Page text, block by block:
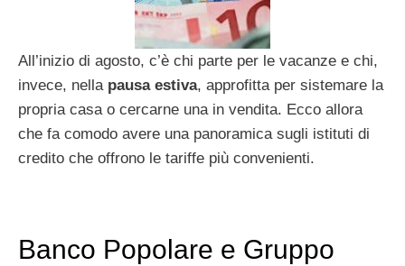
All’inizio di agosto, c’è chi parte per le vacanze e chi,
invece, nella pausa estiva, approfitta per sistemare la
propria casa o cercarne una in vendita. Ecco allora
che fa comodo avere una panoramica sugli istituti di
credito che offrono le tariffe più convenienti.
Banco Popolare e Gruppo